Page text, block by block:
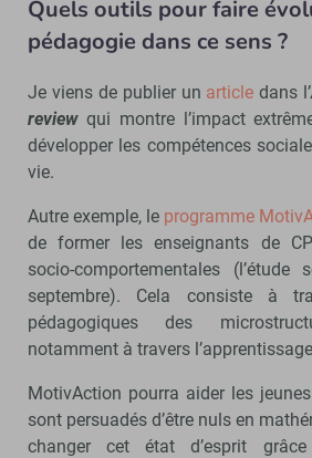
Quels outils pour faire
pédagogie dans ce sens ?
Je viens de publier un article dans l’
reviewqui montre l’impact
développer les compétences
vie.
Autre exemple, le programme
de former les enseignants de
socio-comportementales
septembre). Cela consiste à
pédagogiques des
notamment à travers
MotivAction pourra aider les
sont persuadés d’être nuls en
changer cet état d’esprit